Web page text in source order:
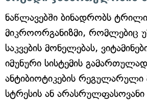
ნაწლავებში ბინადრობს
მიკროორგანიზმი, რომლებიც
საკვების მონელებას,
იმუნური სისტემის
ანტიბიოტიკების რეგულარული
სტრესის ან